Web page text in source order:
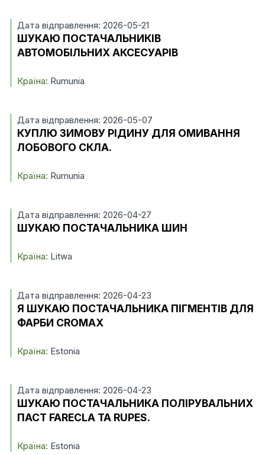
Дата відправлення: 2026-05-21
ШУКАЮ ПОСТАЧАЛЬНИКІВ
АВТОМОБІЛЬНИХ АКСЕСУАРІВ
Країна: Rumunia
Дата відправлення: 2026-05-07
КУПЛЮ ЗИМОВУ РІДИНУ ДЛЯ ОМИВАННЯ
ЛОБОВОГО СКЛА.
Країна: Rumunia
Дата відправлення: 2026-04-27
ШУКАЮ ПОСТАЧАЛЬНИКА ШИН
Країна: Litwa
Дата відправлення: 2026-04-23
Я ШУКАЮ ПОСТАЧАЛЬНИКА ПІГМЕНТІВ ДЛЯ
ФАРБИ CROMAX
Країна: Estonia
Дата відправлення: 2026-04-23
ШУКАЮ ПОСТАЧАЛЬНИКА ПОЛІРУВАЛЬНИХ
ПАСТ FARECLA ТА RUPES.
Країна: Estonia